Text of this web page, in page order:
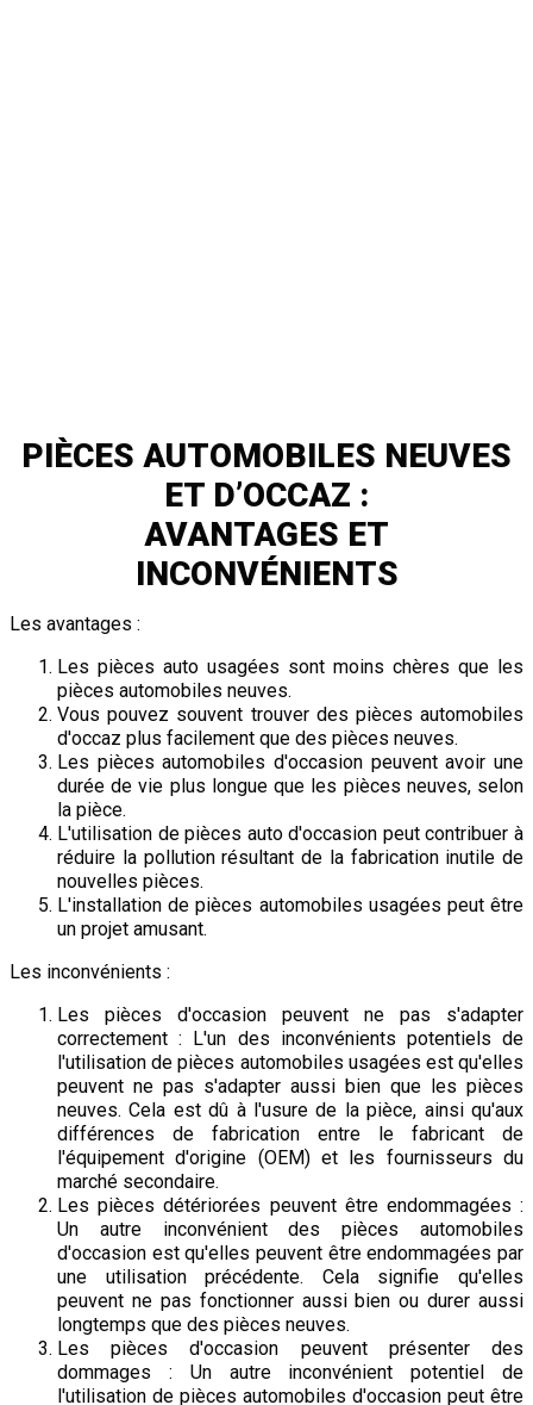
PIÈCES AUTOMOBILES NEUVES
ET D’OCCAZ :
AVANTAGES ET
INCONVÉNIENTS
Les avantages :
Les pièces auto usagées sont moins chères que les
pièces automobiles neuves.
Vous pouvez souvent trouver des pièces automobiles
d'occaz plus facilement que des pièces neuves.
Les pièces automobiles d'occasion peuvent avoir une
durée de vie plus longue que les pièces neuves, selon
la pièce.
L'utilisation de pièces auto d'occasion peut contribuer à
réduire la pollution résultant de la fabrication inutile de
nouvelles pièces.
L'installation de pièces automobiles usagées peut être
un projet amusant.
Les inconvénients :
Les pièces d'occasion peuvent ne pas s'adapter
correctement : L'un des inconvénients potentiels de
l'utilisation de pièces automobiles usagées est qu'elles
peuvent ne pas s'adapter aussi bien que les pièces
neuves. Cela est dû à l'usure de la pièce, ainsi qu'aux
différences de fabrication entre le fabricant de
l'équipement d'origine (OEM) et les fournisseurs du
marché secondaire.
Les pièces détériorées peuvent être endommagées :
Un autre inconvénient des pièces automobiles
d'occasion est qu'elles peuvent être endommagées par
une utilisation précédente. Cela signifie qu'elles
peuvent ne pas fonctionner aussi bien ou durer aussi
longtemps que des pièces neuves.
Les pièces d'occasion peuvent présenter des
dommages : Un autre inconvénient potentiel de
l'utilisation de pièces automobiles d'occasion peut être